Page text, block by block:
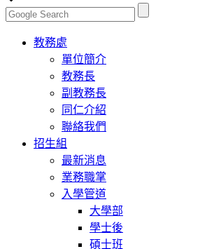
Toggle
navigation
教務處
單位簡介
教務長
副教務長
同仁介紹
聯絡我們
招生組
最新消息
業務職掌
入學管道
大學部
學士後
碩士班